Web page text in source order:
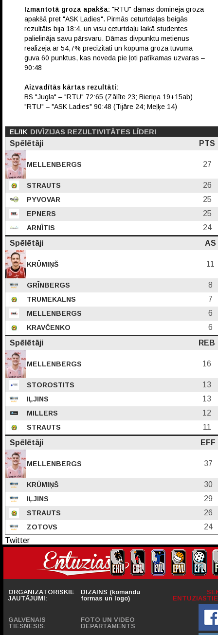
Izmantotā groza apakša: "RTU" dāmas dominēja groza
apakšā pret "ASK Ladies". Pirmās ceturtdaļas beigās
rezultāts bija 18:4, un visu ceturtdaļu laikā studentes
palielināja savu pārsvaru. Dāmas divpunktu metienus
realizēja ar 54,7% precizitāti un kopumā groza tuvumā
guva 60 punktus, kas noveda pie ļoti patīkamas uzvaras –
90:48
Aizvadītās kārtas rezultāti:
BS "Jugla" – "RTU" 72:65 (Zālīte 23; Bieriņa 19+15ab)
"RTU" – "ASK Ladies" 90:48 (Tijāre 24; Meļķe 14)
EL/IK DIVĪZIJAS REZULTIVITĀTES LĪDERI
Spēlētāji
PTS
MELLENBERGS 27
STRAUTS 26
PYVOVAR 25
EPNERS 25
ARNĪTIS
24
Spēlētāji
AS
KRŪMIŅŠ 11
GRĪNBERGS 8
TRUMEKALNS 7
MELLENBERGS 6
KRAVČENKO
6
Spēlētāji
REB
MELLENBERGS 16
STOROSTITS 13
IĻJINS 13
MILLERS 12
STRAUTS
11
Spēlētāji
EFF
MELLENBERGS 37
KRŪMIŅŠ 30
IĻJINS 29
STRAUTS 26
ZOTOVS
24
Twitter
ORGANIZATORISKIE
JAUTĀJUMI:
GALVENAIS
TIESNESIS:
DIZAINS (komandu
formas un logo)
FOTO UN VIDEO
DEPARTAMENTS